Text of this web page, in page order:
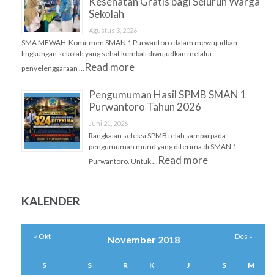
Sekolah
Agustus 3, 2026
SMA MEWAH-Komitmen SMAN 1 Purwantoro dalam mewujudkan
lingkungan sekolah yang sehat kembali diwujudkan melalui
penyelenggaraan …
Read more
Pengumuman Hasil SPMB SMAN 1
Purwantoro Tahun 2026
Juni 21, 2026
Rangkaian seleksi SPMB telah sampai pada
pengumuman murid yang diterima di SMAN 1
Purwantoro. Untuk …
Read more
KALENDER
November 2018
S S R K J S M
« Okt Des »